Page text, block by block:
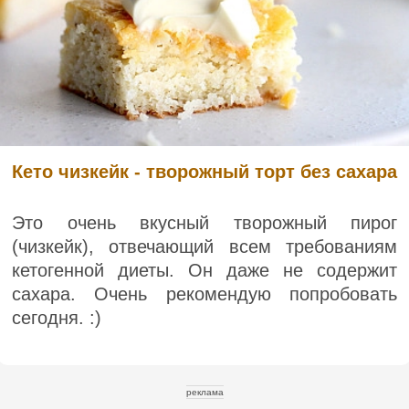
Кето чизкейк - творожный торт без сахара
Это очень вкусный творожный пирог
(чизкейк), отвечающий всем требованиям
кетогенной диеты. Он даже не содержит
сахара. Очень рекомендую попробовать
сегодня. :)
реклама